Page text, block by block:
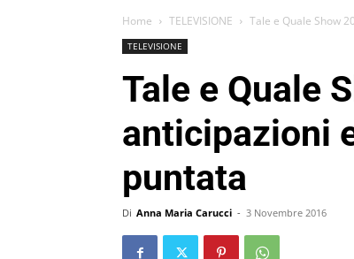
Home TELEVISIONE Tale e Quale Show
TELEVISIONE
Tale e Quale
anticipazioni
puntata
Di Anna Maria Carucci - 3 Novembre 2016